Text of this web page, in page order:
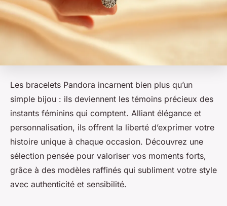
Les bracelets Pandora incarnent bien plus qu’un
simple bijou : ils deviennent les témoins précieux des
instants féminins qui comptent. Alliant élégance et
personnalisation, ils offrent la liberté d’exprimer votre
histoire unique à chaque occasion. Découvrez une
sélection pensée pour valoriser vos moments forts,
grâce à des modèles raffinés qui subliment votre style
avec authenticité et sensibilité.